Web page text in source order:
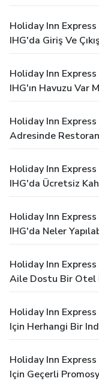
Holiday Inn
IHG'da Giriş Ve
Holiday Inn
IHG'ın Havuzu Var
Holiday Inn
Adresinde Restoran
Holiday Inn
IHG'da Ücretsiz
Holiday Inn
IHG'da Neler
Holiday Inn
Aile Dostu Bir Otel
Holiday Inn
Için Herhangi Bir
Holiday Inn
Için Geçerli